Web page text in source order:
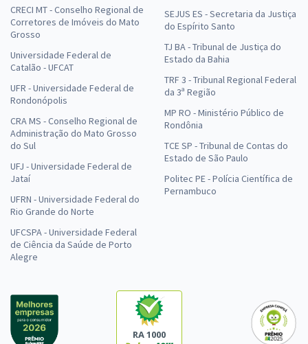
CRECI MT - Conselho Regional de
Corretores de Imóveis do Mato
Grosso
Universidade Federal de
Catalão - UFCAT
UFR - Universidade Federal de
Rondonópolis
CRA MS - Conselho Regional de
Administração do Mato Grosso
do Sul
UFJ - Universidade Federal de
Jataí
UFRN - Universidade Federal do
Rio Grande do Norte
UFCSPA - Universidade Federal
de Ciência da Saúde de Porto
Alegre
SEJUS ES - Secretaria da Justiça
do Espírito Santo
TJ BA - Tribunal de Justiça do
Estado da Bahia
TRF 3 - Tribunal Regional Federal
da 3ª Região
MP RO - Ministério Público de
Rondônia
TCE SP - Tribunal de Contas do
Estado de São Paulo
Politec PE - Polícia Científica de
Pernambuco
RA 1000